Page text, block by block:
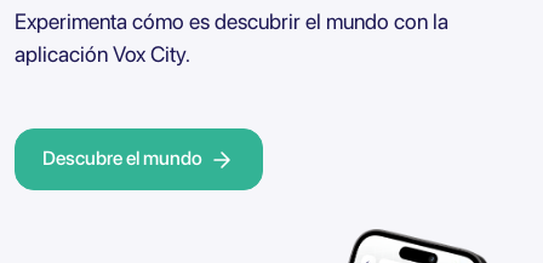
Experimenta cómo es descubrir el mundo con la
aplicación Vox City.
Descubre el mundo